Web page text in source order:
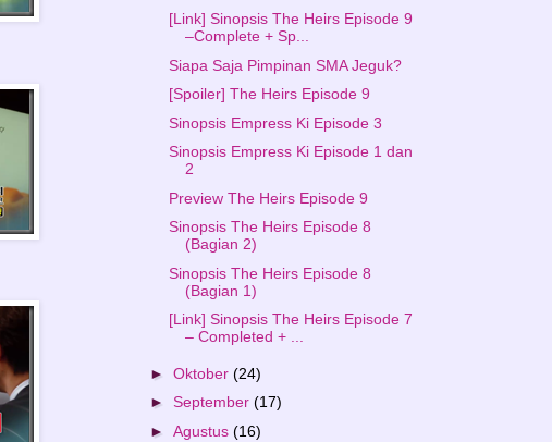
[Link] Sinopsis The Heirs Episode 9
–Complete + Sp...
Siapa Saja Pimpinan SMA Jeguk?
[Spoiler] The Heirs Episode 9
Sinopsis Empress Ki Episode 3
Sinopsis Empress Ki Episode 1 dan
2
Preview The Heirs Episode 9
Sinopsis The Heirs Episode 8
(Bagian 2)
Sinopsis The Heirs Episode 8
(Bagian 1)
[Link] Sinopsis The Heirs Episode 7
– Completed + ...
► Oktober (24)
► September (17)
► Agustus (16)